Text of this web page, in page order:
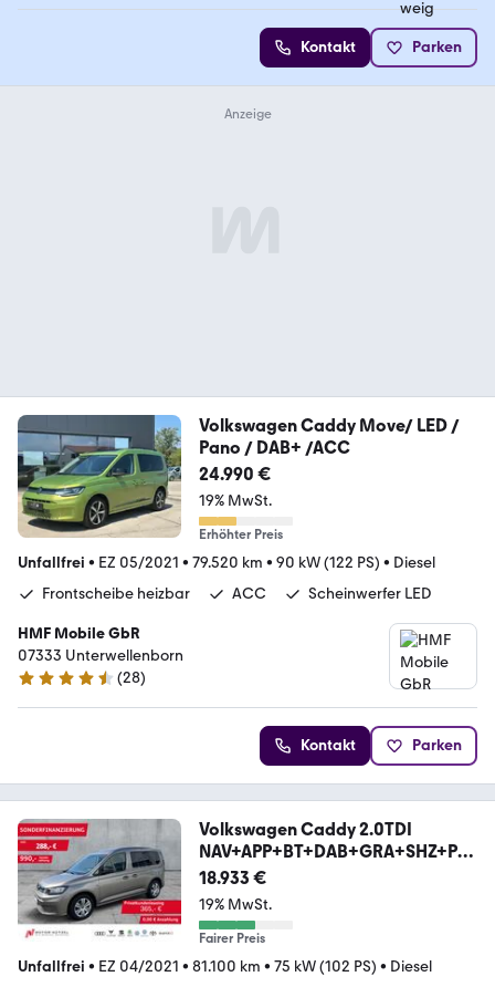
Kontakt Parken
Volkswagen Caddy Move/ LED /
Pano / DAB+ /ACC
24.990 €
19% MwSt.
Erhöhter Preis
Unfallfrei • EZ 05/2021 • 79.520 km • 90 kW (122 PS) • Diesel
Frontscheibe heizbar
ACC Scheinwerfer LED
HMF Mobile GbR
07333 Unterwellenborn
4.6 Sterne
(28)
Kontakt Parken
Volkswagen Caddy 2.0TDI
NAV+APP+BT+DAB+GRA+SHZ+PD
C+MFA+MFL
18.933 €
19% MwSt.
Fairer Preis
Unfallfrei • EZ 04/2021 • 81.100 km • 75 kW (102 PS) • Diesel